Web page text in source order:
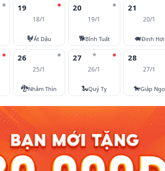
19
18/1
🐓Ất Dậu
20
19/1
🐕Bính Tuất
21
20/1
🐖Đinh Hợi
26
25/1
🐉Nhâm Thìn
⭐
27
26/1
🐍Quý Tỵ
28
27/1
🐎Giáp Ngọ